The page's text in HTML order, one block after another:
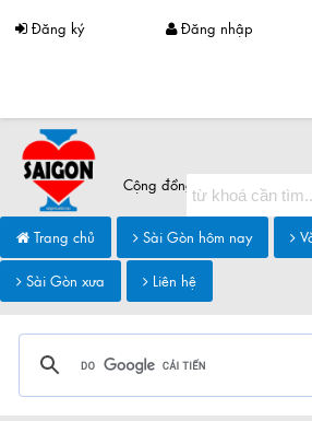
Đăng ký Đăng nhập
Cộng đồng Sài Gòn chia sẻ
Trang chủ Sài Gòn hôm nay
Sài Gòn xưa
Liên hệ